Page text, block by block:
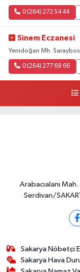
0 (264) 272 54 44
Sinem Eczanesi
Yenidoğan Mh.
0 (264) 277 69 66
Arabacıalanı
Serdivan/
Sakarya Nöbetçi
Sakarya Hava